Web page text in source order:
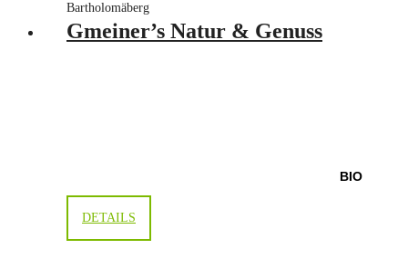
Bartholomäberg
Gmeiner’s Natur & Genuss
BIO
DETAILS